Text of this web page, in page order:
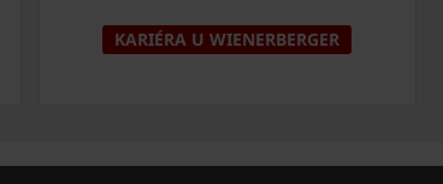
KARIÉRA U WIENERBERGER